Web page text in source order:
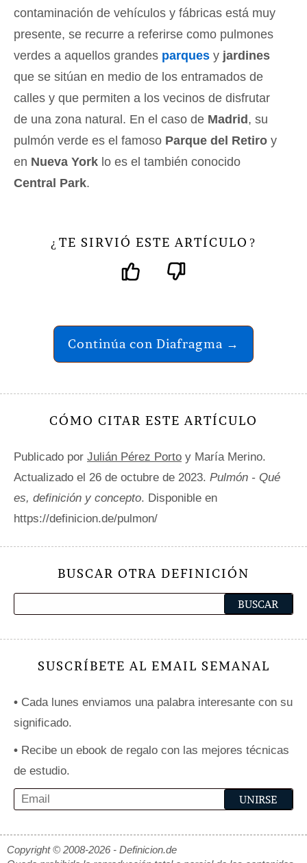
contaminación de vehículos y fábricas está muy
presente, se recurre a referirse como pulmones
verdes a aquellos grandes parques y jardines
que se sitúan en medio de los entramados de
calles y que permiten a los vecinos de disfrutar
de una zona natural. En el caso de Madrid , su
pulmón verde es el famoso Parque del Retiro y
en Nueva York lo es el también conocido
Central Park.
¿ TE SIRVIÓ ESTE ARTÍCULO ?
Continúa con Diafragma →
CÓMO CITAR ESTE ARTÍCULO
Publicado por Julián Pérez Porto y María Merino.
Actualizado el 26 de octubre de 2023. Pulmón - Qué
es, definición y concepto. Disponible en
https://definicion.de/pulmon/
BUSCAR OTRA DEFINICIÓN
SUSCRÍBETE AL EMAIL SEMANAL
• Cada lunes enviamos una palabra interesante con su
significado.
• Recibe un ebook de regalo con las mejores técnicas
de estudio.
Copyright © 2008-2026 - Definicion.de